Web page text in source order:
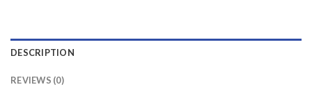
DESCRIPTION
REVIEWS (0)